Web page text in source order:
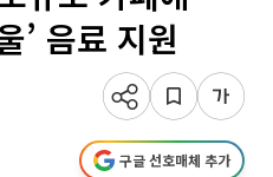
’ 음료 지원
구글 선호매체 추가